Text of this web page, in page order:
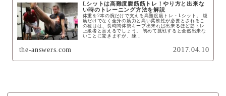
Lシットは高難度腹筋筋トレ！やり方と出来な
い時のトレーニング方法を解説
体重を2本の腕だけで支える高難度筋トレ・Lシット。 腹
筋だけでなく全身の筋力と高い柔軟性が必要とされるこ
の種目は、長時間体勢キープ出来れば出来るほど筋トレ
上級者と言えるでしょう。 初めて挑戦すると全然出来な
いことに驚きますが、練...
the-answers.com 2017.04.10